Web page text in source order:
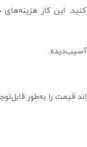
این کار
آسیب‌دیده.
قیمت را به‌طور